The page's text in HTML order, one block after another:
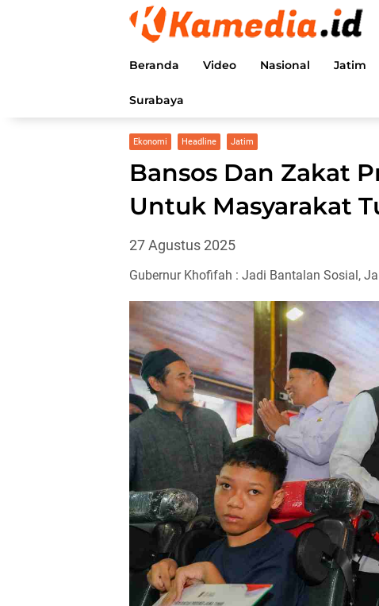
Beranda Video Nasional Jatim
Surabaya
Ekonomi Headline Jatim
Bansos Dan Zakat
Untuk Masyarakat
27 Agustus 2025
Gubernur Khofifah : Jadi Bantalan Sosial,